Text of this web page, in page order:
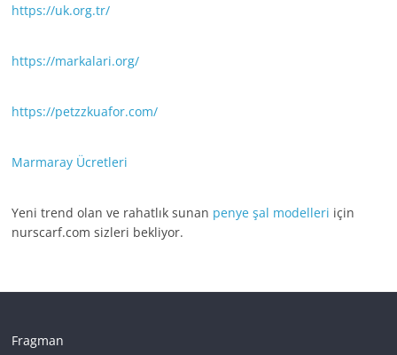
https://uk.org.tr/
https://markalari.org/
https://petzzkuafor.com/
Marmaray Ücretleri
Yeni trend olan ve rahatlık sunan penye şal modelleri için
nurscarf.com sizleri bekliyor.
Fragman